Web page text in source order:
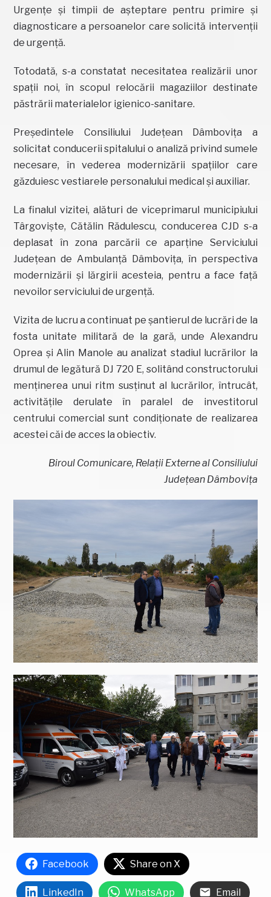
Urgențe și timpii de așteptare pentru primire și
diagnosticare a persoanelor care solicită intervenții
de urgență.
Totodată, s-a constatat necesitatea realizării unor
spații noi, în scopul relocării magaziilor destinate
păstrării materialelor igienico-sanitare.
Președintele Consiliului Județean Dâmbovița a
solicitat conducerii spitalului o analiză privind sumele
necesare, în vederea modernizării spațiilor care
găzduiesc vestiarele personalului medical și auxiliar.
La finalul vizitei, alături de viceprimarul municipiului
Târgoviște, Cătălin Rădulescu, conducerea CJD s-a
deplasat în zona parcării ce aparține Serviciului
Județean de Ambulanță Dâmbovița, în perspectiva
modernizării și lărgirii acesteia, pentru a face față
nevoilor serviciului de urgență.
Vizita de lucru a continuat pe șantierul de lucrări de la
fosta unitate militară de la gară, unde Alexandru
Oprea și Alin Manole au analizat stadiul lucrărilor la
drumul de legătură DJ 720 E, solitând constructorului
menținerea unui ritm susținut al lucrărilor, întrucât,
activitățile derulate în paralel de investitorul
centrului comercial sunt condiționate de realizarea
acestei căi de acces la obiectiv.
Biroul Comunicare, Relații Externe al Consiliului
Județean Dâmbovița
Facebook Share on X
LinkedIn WhatsApp Email